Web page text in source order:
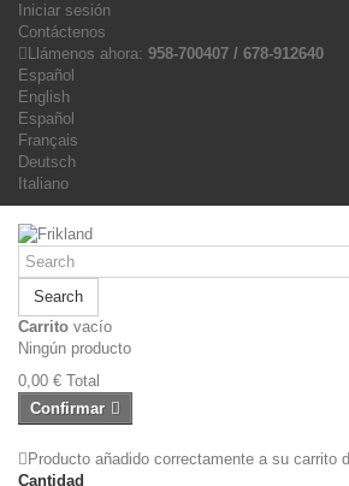
Iniciar sesión
Contáctenos
Llámenos ahora: 958-700407 / 678-912640
Español
English
Español
Français
Deutsch
Italiano
Search
Carrito vacío
Ningún producto
0,00 € Total
Confirmar
Producto añadido correctamente a su carrito
Cantidad